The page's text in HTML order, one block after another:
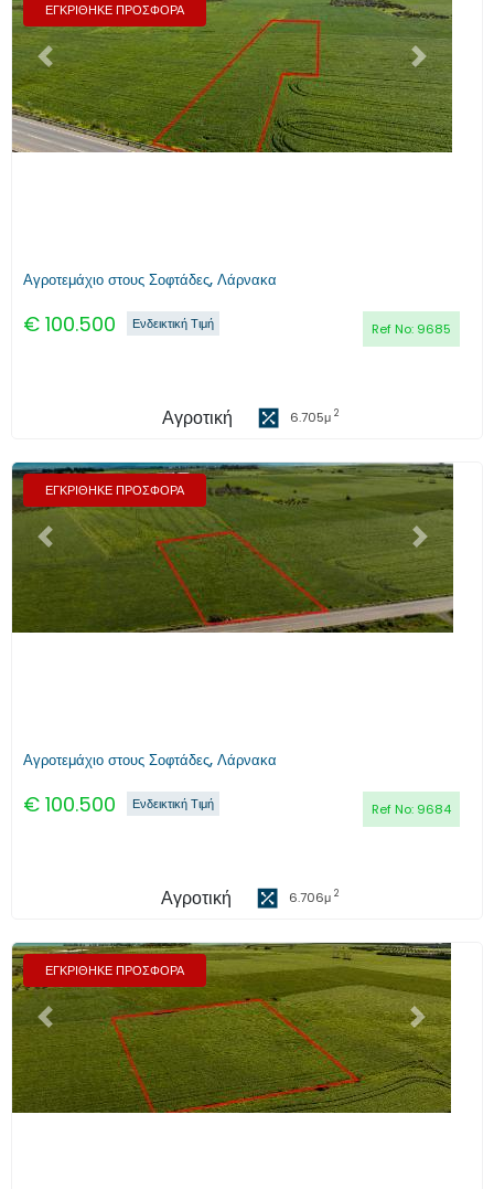
ΕΓΚΡΙΘΗΚΕ ΠΡΟΣΦΟΡΑ
Προηγούμενο Επόμενο
Αγροτεμάχιο στους Σοφτάδες, Λάρνακα
€ 100.500 Ref No: 9685
Ενδεικτική Τιμή
Αγροτική 6.705μ 2
ΕΓΚΡΙΘΗΚΕ ΠΡΟΣΦΟΡΑ
Προηγούμενο Επόμενο
Αγροτεμάχιο στους Σοφτάδες, Λάρνακα
€ 100.500 Ref No: 9684
Ενδεικτική Τιμή
Αγροτική 6.706μ 2
ΕΓΚΡΙΘΗΚΕ ΠΡΟΣΦΟΡΑ
Προηγούμενο Επόμενο